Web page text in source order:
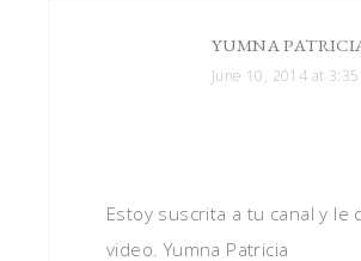
YUMNA
June 10, 2014 at
Estoy suscrita a tu canal y le
video. Yumna Patricia